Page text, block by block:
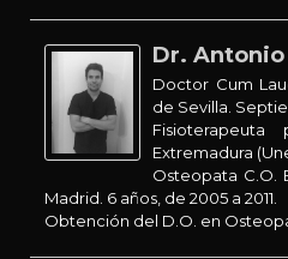
Dr.
Doctor Cum
de Sevilla.
Extremadura
Osteopata C.O.
Madrid. 6 años, de 2005 a 2011.
Obtención del D.O. en